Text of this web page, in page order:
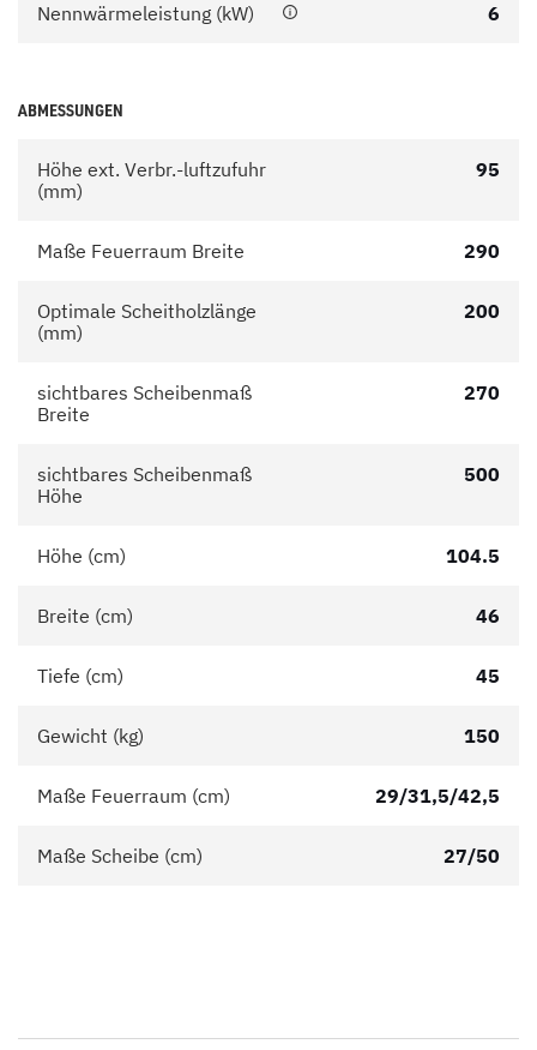
Nennwärmeleistung (kW) 6
ABMESSUNGEN
Höhe ext. Verbr.-luftzufuhr
(mm)
95
Maße Feuerraum Breite 290
Optimale Scheitholzlänge
(mm)
200
sichtbares Scheibenmaß
Breite
270
sichtbares Scheibenmaß
Höhe
500
Höhe (cm) 104.5
Breite (cm) 46
Tiefe (cm) 45
Gewicht (kg) 150
Maße Feuerraum (cm) 29/31,5/42,5
Maße Scheibe (cm) 27/50